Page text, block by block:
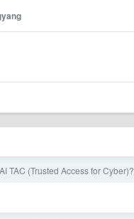
TAC (Trusted Access for Cyber)?